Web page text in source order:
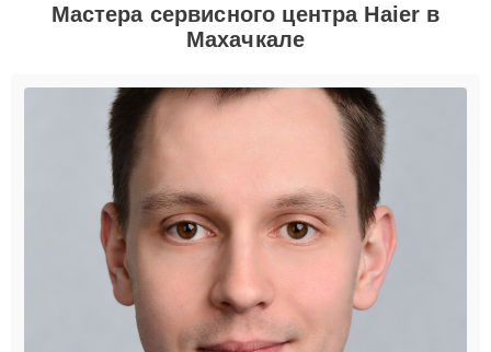
Мастера сервисного центра Haier в
Махачкале